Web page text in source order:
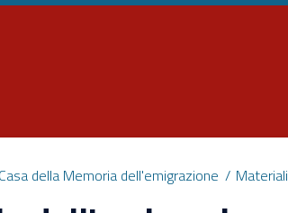
Casa della Memoria dell'emigrazione Materiali